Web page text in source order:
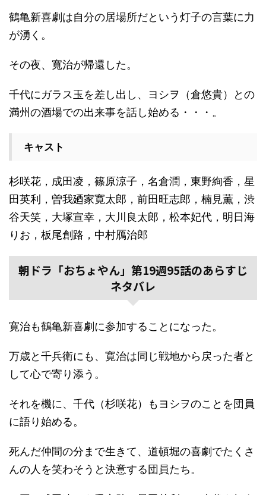
鶴亀新喜劇は自分の居場所だという灯子の言葉に力
が湧く。
その夜、寬治が帰還した。
千代にガラス玉を差し出し、ヨシヲ（倉悠貴）との
満州の酒場での出来事を話し始める・・・。
キャスト
杉咲花，成田凌，篠原涼子，名倉潤，東野絢香，星
田英利，曽我廼家寛太郎，前田旺志郎，楠見薫，渋
谷天笑，大塚宣幸，大川良太郎，松本妃代，明日海
りお，板尾創路，中村鴈治郎
朝ドラ「おちょやん」第19週95話のあらすじ
ネタバレ
寛治も鶴亀新喜劇に参加することになった。
万歳と千兵衛にも、寛治は同じ戦地から戻った者と
して心で寄り添う。
それを機に、千代（杉咲花）もヨシヲのことを団員
に語り始める。
死んだ仲間の分まで生きて、道頓堀の喜劇でたくさ
んの人を笑わそうと決意する団員たち。